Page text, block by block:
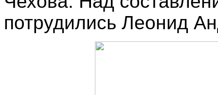
потрудились Леонид